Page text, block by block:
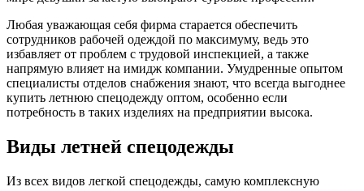
Любая уважающая себя фирма старается обеспечить
сотрудников рабочей одеждой по максимуму, ведь это
избавляет от проблем с трудовой инспекцией, а также
напрямую влияет на имидж компании. Умудренные опытом
специалисты отделов снабжения знают, что всегда выгоднее
купить летнюю спецодежду оптом, особенно если
потребность в таких изделиях на предприятии высока.
Виды летней спецодежды
Из всех видов легкой спецодежды, самую комплексную